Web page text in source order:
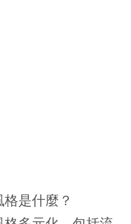
是什麼？